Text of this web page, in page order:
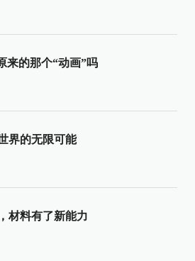
来的那个“动画”吗
界的无限可能
材料有了新能力